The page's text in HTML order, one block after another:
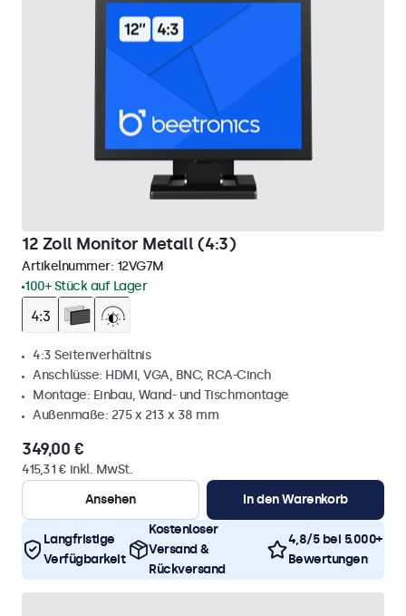
12 Zoll Monitor Metall (4:3)
Artikelnummer: 12VG7M
100+ Stück auf Lager
4:3 Seitenverhältnis
Anschlüsse: HDMI, VGA, BNC, RCA-Cinch
Montage: Einbau, Wand- und Tischmontage
Außenmaße: 275 x 213 x 38 mm
349,00 €
415,31 € inkl. MwSt.
Ansehen
In den Warenkorb
Langfristige
Verfügbarkeit
Kostenloser
Versand &
Rückversand
4,8/5 bei 5.000+
Bewertungen